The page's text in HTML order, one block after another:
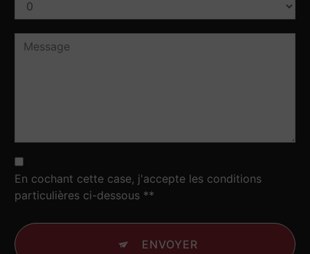
En cochant cette case, j'accepte les conditions
particulières ci-dessous **
ENVOYER